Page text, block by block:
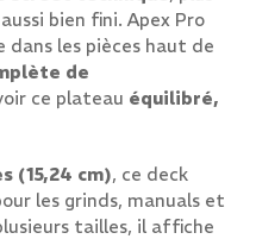
bien fini. Apex Pro
les pièces haut de
de
ce plateau équilibré,
(15,24 cm), ce deck
les grinds, manuals et
tailles, il affiche